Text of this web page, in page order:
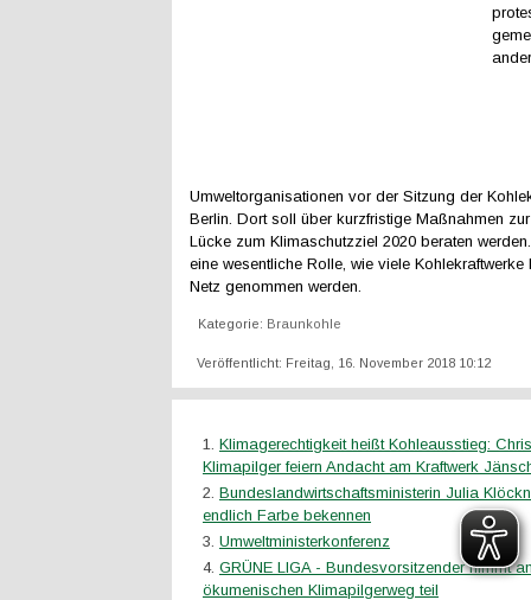
Umweltorganisationen vor der Sitzung der
Berlin. Dort soll über kurzfristige Maßnahmen
Lücke zum Klimaschutzziel 2020 beraten
eine wesentliche Rolle, wie viele
Netz genommen werden.
Kategorie: Braunkohle
Veröffentlicht: Freitag, 16. November 2018 10:12
Klimagerechtigkeit heißt Kohleausstieg:
Klimapilger feiern Andacht am Kraftwerk
Bundeslandwirtschaftsministerin Julia
endlich Farbe bekennen
Umweltministerkonferenz
GRÜNE LIGA - Bundesvorsitzender nimmt
ökumenischen Klimapilgerweg teil